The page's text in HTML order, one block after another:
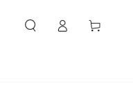
Accesso Carello